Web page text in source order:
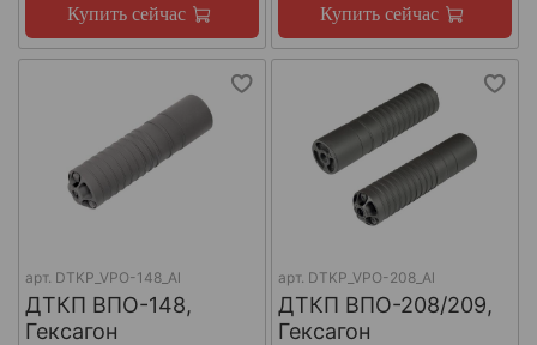
Купить сейчас Купить сейчас
арт. DTKP_VPO-148_Al
ДТКП ВПО-148,
Гексагон
арт. DTKP_VPO-208_Al
ДТКП ВПО-208/209,
Гексагон